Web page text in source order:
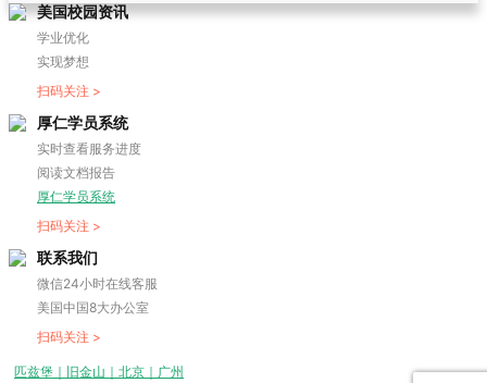
美国校园资讯
学业优化
实现梦想
扫码关注 >
厚仁学员系统
实时查看服务进度
阅读文档报告
厚仁学员系统
扫码关注 >
联系我们
微信24小时在线客服
美国中国8大办公室
扫码关注 >
匹兹堡｜旧金山｜北京｜广州